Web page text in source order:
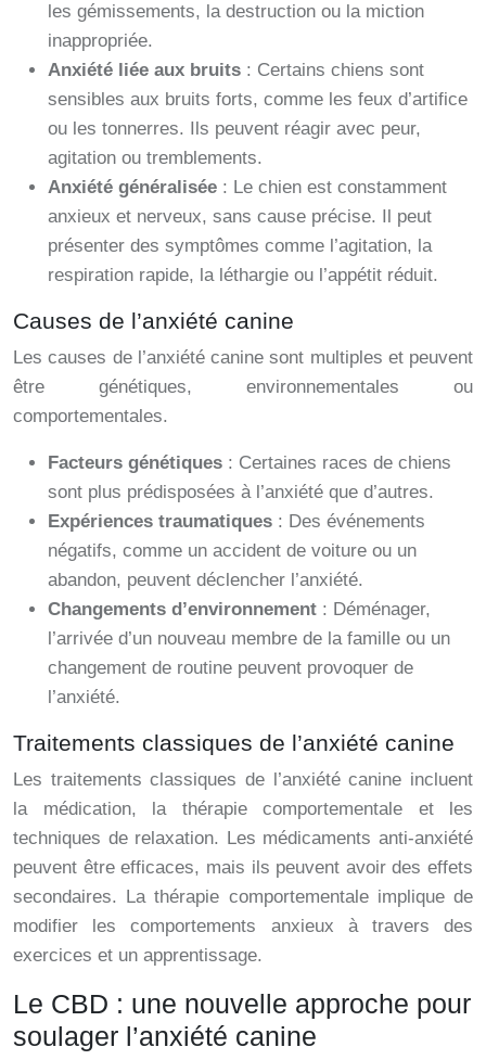
les gémissements, la destruction ou la miction
inappropriée.
Anxiété liée aux bruits : Certains chiens sont
sensibles aux bruits forts, comme les feux d’artifice
ou les tonnerres. Ils peuvent réagir avec peur,
agitation ou tremblements.
Anxiété généralisée : Le chien est constamment
anxieux et nerveux, sans cause précise. Il peut
présenter des symptômes comme l’agitation, la
respiration rapide, la léthargie ou l’appétit réduit.
Causes de l’anxiété canine
Les causes de l’anxiété canine sont multiples et peuvent
être génétiques, environnementales ou
comportementales.
Facteurs génétiques : Certaines races de chiens
sont plus prédisposées à l’anxiété que d’autres.
Expériences traumatiques : Des événements
négatifs, comme un accident de voiture ou un
abandon, peuvent déclencher l’anxiété.
Changements d’environnement : Déménager,
l’arrivée d’un nouveau membre de la famille ou un
changement de routine peuvent provoquer de
l’anxiété.
Traitements classiques de l’anxiété canine
Les traitements classiques de l’anxiété canine incluent
la médication, la thérapie comportementale et les
techniques de relaxation. Les médicaments anti-anxiété
peuvent être efficaces, mais ils peuvent avoir des effets
secondaires. La thérapie comportementale implique de
modifier les comportements anxieux à travers des
exercices et un apprentissage.
Le CBD : une nouvelle approche pour
soulager l’anxiété canine